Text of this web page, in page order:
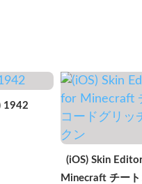
1942
(iOS) Skin
Minecraft チー